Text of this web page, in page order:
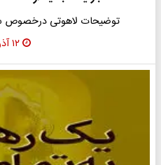
توضیحات لاهوتی درخصوص
۱۲ آذر ۱۴۰۴